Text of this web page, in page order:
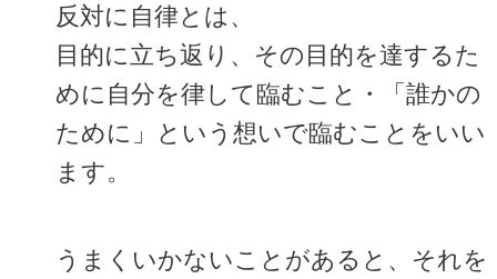
反対に自律とは、
目的に立ち返り、その目的を達するた
めに自分を律して臨むこと・「誰かの
ために」という想いで臨むことをいい
ます。
うまくいかないことがあると、それを